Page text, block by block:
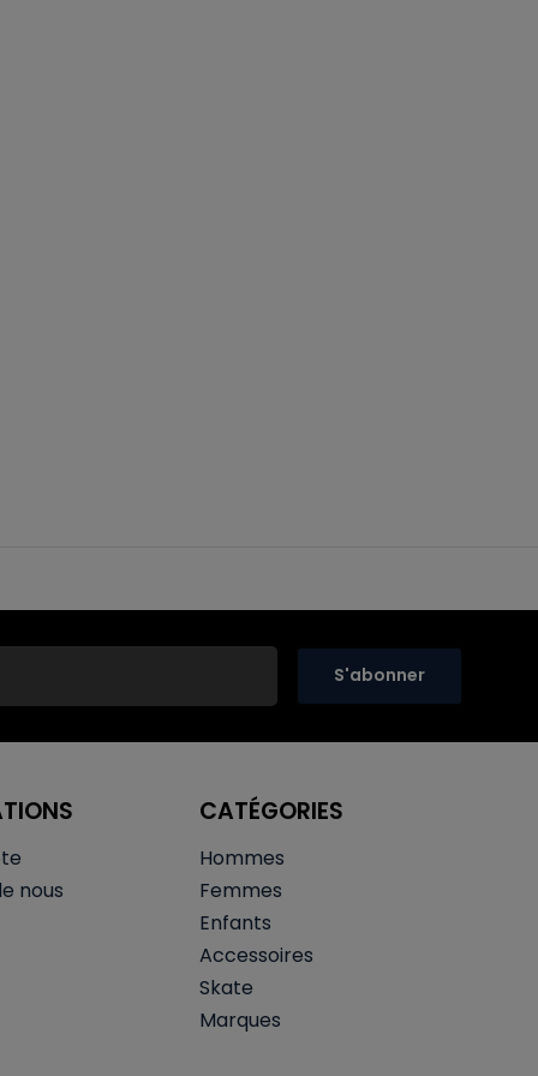
S'abonner
nous
CATÉGORIES
Hommes
Femmes
Enfants
Accessoires
Skate
Marques